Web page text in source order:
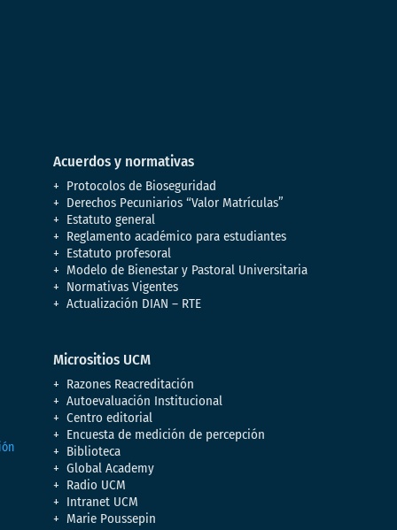
Acuerdos y normativas
Protocolos de Bioseguridad
Derechos Pecuniarios “Valor Matrículas”
Estatuto general
Reglamento académico para estudiantes
Estatuto profesoral
Modelo de Bienestar y Pastoral Universitaria
Normativas Vigentes
Actualización DIAN – RTE
Micrositios UCM
Razones Reacreditación
Autoevaluación Institucional
Centro editorial
Encuesta de medición de percepción
Biblioteca
Global Academy
Radio UCM
Intranet UCM
Marie Poussepin